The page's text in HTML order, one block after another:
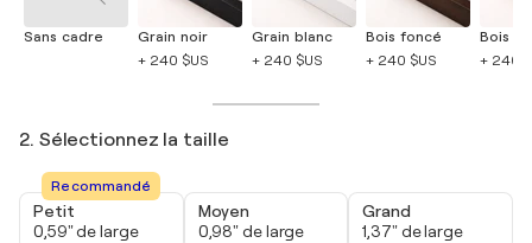
Sans cadre
Grain noir
+ 240 $US
Grain blanc
+ 240 $US
Bois foncé
+ 240 $US
Bois
+ 240
2. Sélectionnez la taille
Recommandé
Petit
0,59" de large
Moyen
0,98" de large
Grand
1,37" de large